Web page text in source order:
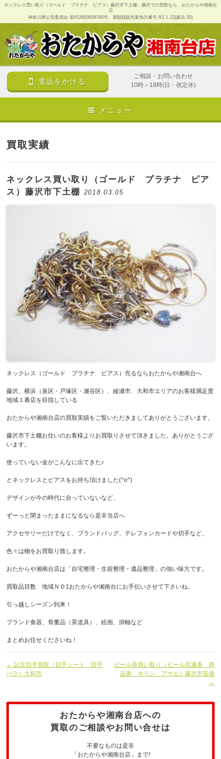
ネックレス買い取り（ゴールド プラチナ ピアス）藤沢市下土棚 - 藤沢での買取なら、おたからや湘南台
店
神奈川県公安委員会 第452600008760号、酒類類販売業免許番号 R2.1.22[藤法-35]
電話をかける
ご相談・お問い合わせ
10時～18時(日・祝定休)
メニュー
買取実績
ネックレス買い取り（ゴールド プラチナ ピア
ス）藤沢市下土棚
2018.03.05
ネックレス（ゴールド プラチナ ピアス）売るならおたからや湘南台へ
藤沢、横浜（泉区・戸塚区・瀬谷区）、綾瀬市、大和市エリアのお客様満足度
地域１番店を目指している
おたからや湘南台店の買取実績をご覧いただきましてありがとうございます。
藤沢市下土棚お住いのお客様よりお買取りさせて頂きました。ありがとうござ
います。
使っていない金がこんなに出てきた♪
とネックレスとピアスをお持ち頂けました(^o^)
デザインが今の時代に合っていないなど、
ずーっと閉まったままになるなら是非当店へ
アクセサリーだけでなく、ブランドバッグ、テレフォンカードや切手など、
色々は物をお買取り致します。
おたからや湘南台店は「自宅整理・生前整理・遺品整理」の強い味方です。
買取品目数 地域ＮＯ1おたからや湘南台にお手伝いさせて下さいね。
引っ越しシーズン到来！
ブランド食器、骨董品（茶道具）、絵画、掛軸など
まとめお任せくださいね！
← 記念切手買取（切手シート 切手
バラ）大和市
ビール券買い取り（ビール共通券 商
品券 キリン アサヒ）藤沢市長後
→
おたからや湘南台店への
買取のご相談やお問い合せは
不要なものは是非
「おたからや湘南台店」まで!